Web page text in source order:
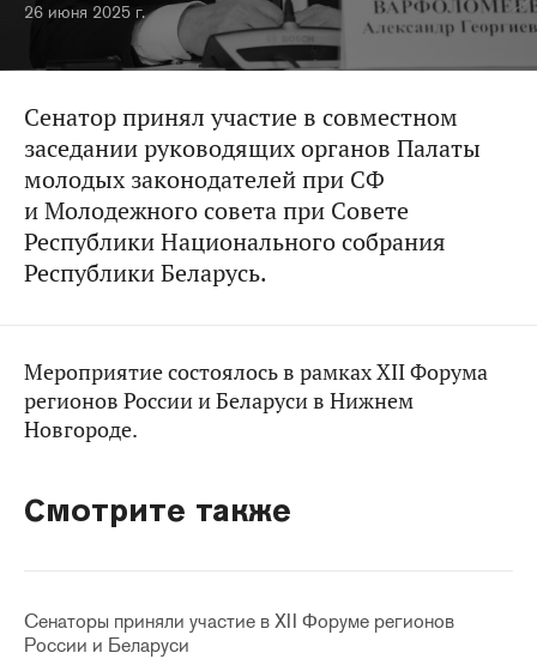
26 июня 2025 г.
Сенатор принял участие в совместном
заседании руководящих органов Палаты
молодых законодателей при СФ
и Молодежного совета при Совете
Республики Национального собрания
Республики Беларусь.
Мероприятие состоялось в рамках XII Форума
регионов России и Беларуси в Нижнем
Новгороде.
Смотрите также
Сенаторы приняли участие в ХII Форуме регионов
России и Беларуси